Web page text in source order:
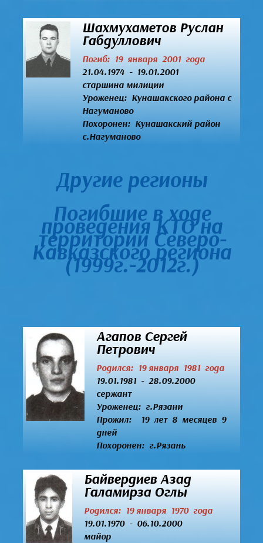
Шахмухаметов Руслан
Габдуллович
Погиб: 19 января 2001 года
21.04.1974 - 19.01.2001
старшина милиции
Уроженец: Кунашакского района с
Нагуманово
Похоронен: Кунашакский район
с.Нагуманово
Другие регионы
Погибшие в ходе
проведения КТО на
территории Северо-
Кавказского региона
(1999г.-2012г.)
Агапов Сергей
Петрович
Родился: 19 января 1981 года
19.01.1981 - 28.09.2000
сержант
Уроженец: г.Рязани
Прожил: 19 лет 8 месяцев 9
дней
Похоронен: г.Рязань
Байвердиев Азад
Галамирза Оглы
Родился: 19 января 1970 года
19.01.1970 - 06.10.2000
майор